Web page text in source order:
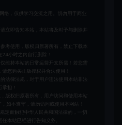
络，仅供学习交流之用。切勿用于商业
立即告知本站，本站将及时予与删除并
考使用，版权归原著所有，禁止下载本
小时之内自行删除！
维持本站的日常运营开支所需！若您需
请您购买正版授权并合法使用！
法律法规，对于用户违法使用本站非法
担！
版权归原著所有，用户访问和使用本站
如不遵守，请勿访问或使用本网站！
定而触犯中华人民共和国法律的，一切
任本站已经进行告知义务。